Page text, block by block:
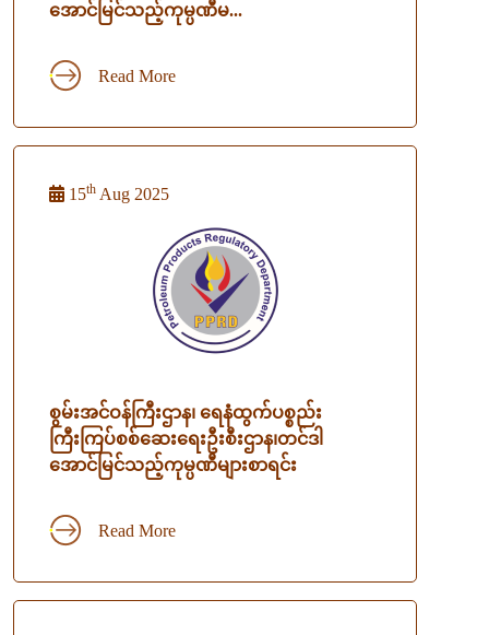
အောင်မြင်သည့်ကုမ္ပဏီမ...
Read More
15th Aug 2025
စွမ်းအင်ဝန်ကြီးဌာန၊ ရေနံထွက်ပစ္စည်း
ကြီးကြပ်စစ်ဆေးရေးဦးစီးဌာန၊တင်ဒါ
အောင်မြင်သည့်ကုမ္ပဏီများစာရင်း
Read More